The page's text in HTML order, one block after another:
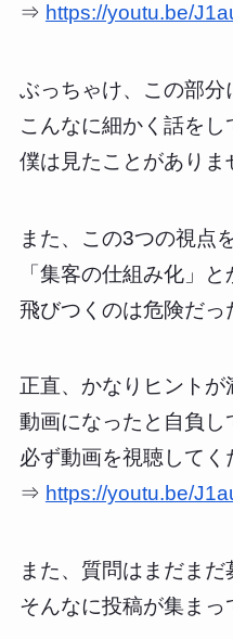
⇒ https://youtu.be/
ぶっちゃけ、この部分
こんなに細かく話をし
僕は見たことがありま
また、この3つの視点
「集客の仕組み化」
飛びつくのは危険だっ
正直、かなりヒントが
動画になったと自負し
必ず動画を視聴してく
⇒ https://youtu.be/
また、質問はまだまだ
そんなに投稿が集まっ